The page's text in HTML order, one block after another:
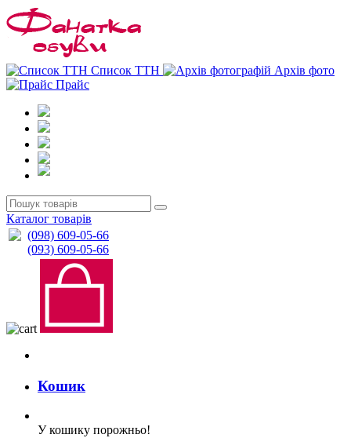
Список ТТН
Архів фото
Прайс
Каталог товарів
(098) 609-05-66
(093) 609-05-66
Кошик
У кошику порожньо!